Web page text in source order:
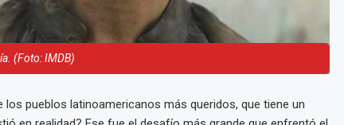
(Foto: IMDB)
los pueblos latinoamericanos más queridos, que tiene un